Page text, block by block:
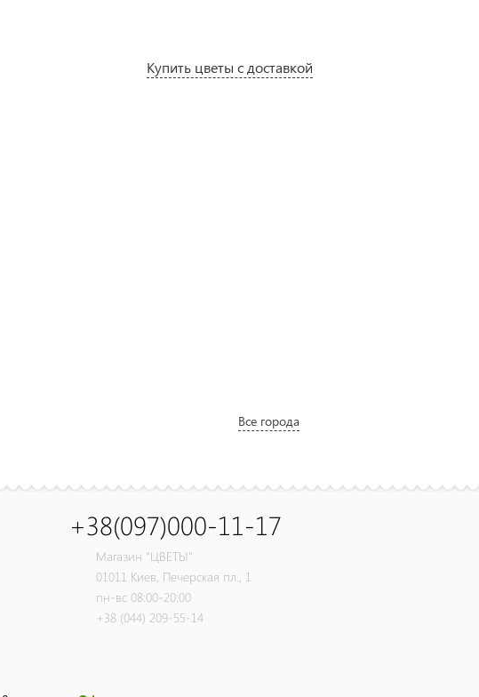
Купить цветы с доставкой
Все города
+38(097)000-11-17
Магазин "ЦВЕТЫ"
01011 Киев, Печерская пл., 1
пн-вс 08:00-20:00
+38 (044) 209-55-14